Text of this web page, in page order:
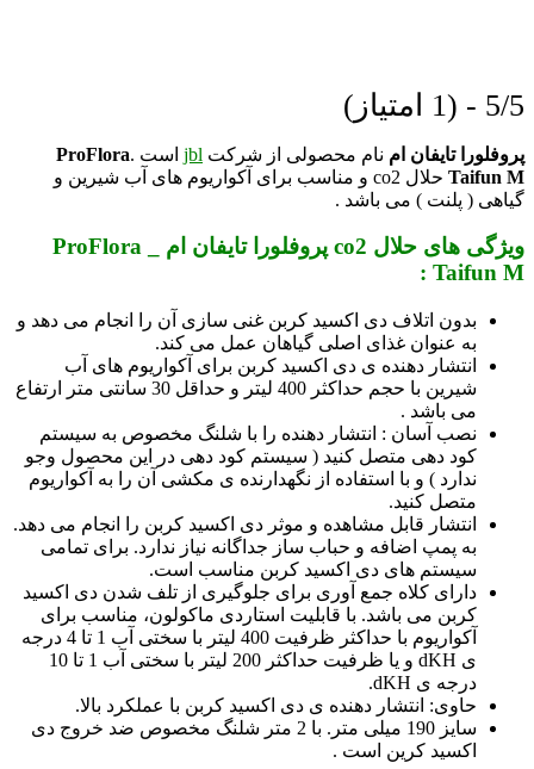
5/5 - (1 امتیاز)
پروفلورا تایفان ام نام محصولی از شرکت jbl است .ProFlora
Taifun M
حلال co2 و مناسب برای آکواریوم های آب شیرین و
گیاهی ( پلنت ) می باشد .
ویژگی های حلال co2 پروفلورا تایفان ام _ ProFlora
Taifun M :
بدون اتلاف دی اکسید کربن غنی سازی آن را انجام می دهد و
به عنوان غذای اصلی گیاهان عمل می کند.
انتشار دهنده ی دی اکسید کربن برای آکواریوم های آب
شیرین با حجم حداکثر 400 لیتر و حداقل 30 سانتی متر ارتفاع
می باشد .
نصب آسان : انتشار دهنده را با شلنگ مخصوص به سیستم
کود دهی متصل کنید ( سیستم کود دهی در این محصول وجو
ندارد ) و با استفاده از نگهدارنده ی مکشی آن را به آکواریوم
متصل کنید.
انتشار قابل مشاهده و موثر دی اکسید کربن را انجام می دهد.
به پمپ اضافه و حباب ساز جداگانه نیاز ندارد. برای تمامی
سیستم های دی اکسید کربن مناسب است.
دارای کلاه جمع آوری برای جلوگیری از تلف شدن دی اکسید
کربن می باشد. با قابلیت استاردی ماکولون، مناسب برای
آکواریوم با حداکثر ظرفیت 400 لیتر با سختی آب 1 تا 4 درجه
ی dKH و یا ظرفیت حداکثر 200 لیتر با سختی آب 1 تا 10
درجه ی dKH.
حاوی: انتشار دهنده ی دی اکسید کربن با عملکرد بالا.
سایز 190 میلی متر. با 2 متر شلنگ مخصوص ضد خروج دی
اکسید کرین است .